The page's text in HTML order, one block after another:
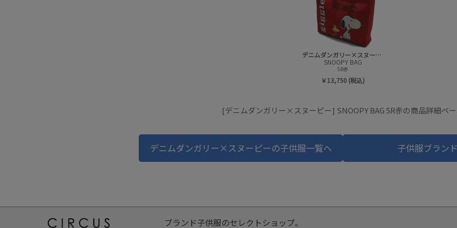
デニムダンガリー×スヌーピー
SNOOPY BAG
5R赤
￥13,750 (税込)
[デニムダンガリー×スヌーピー] SNOOPY BAG 5R赤の商品詳細ペ
デニムダンガリー×スヌーピーの子供服一覧へ 子供服ブラン
ブランド子供服のセレクトショップ。